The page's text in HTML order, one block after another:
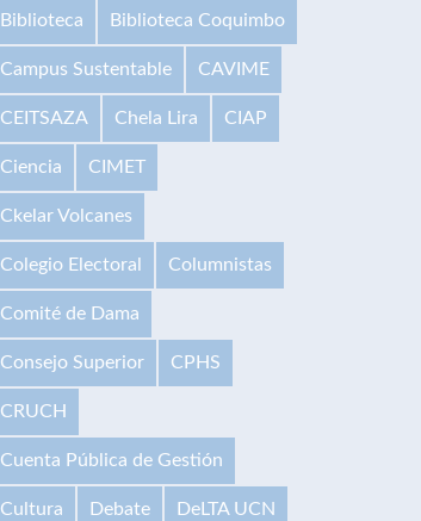
Biblioteca Biblioteca Coquimbo
Campus Sustentable CAVIME
CEITSAZA Chela Lira CIAP
Ciencia CIMET
Ckelar Volcanes
Colegio Electoral Columnistas
Comité de Dama
Consejo Superior CPHS
CRUCH
Cuenta Pública de Gestión
Cultura Debate DeLTA UCN